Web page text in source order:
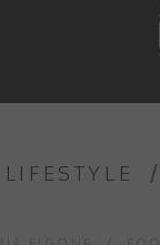
LIFESTYLE